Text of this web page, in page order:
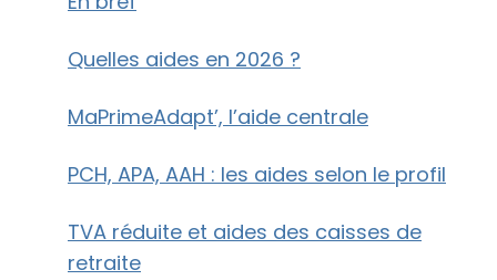
Quelles aides en 2026 ?
MaPrimeAdapt’, l’aide centrale
PCH, APA, AAH : les aides selon le profil
TVA réduite et aides des caisses de
retraite